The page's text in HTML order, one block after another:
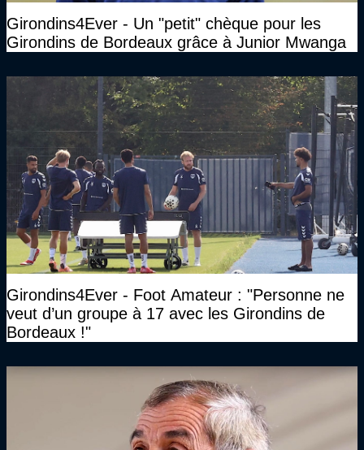
Girondins4Ever - Un "petit" chèque pour les
Girondins de Bordeaux grâce à Junior Mwanga
Girondins4Ever - Foot Amateur : "Personne ne
veut d’un groupe à 17 avec les Girondins de
Bordeaux !"